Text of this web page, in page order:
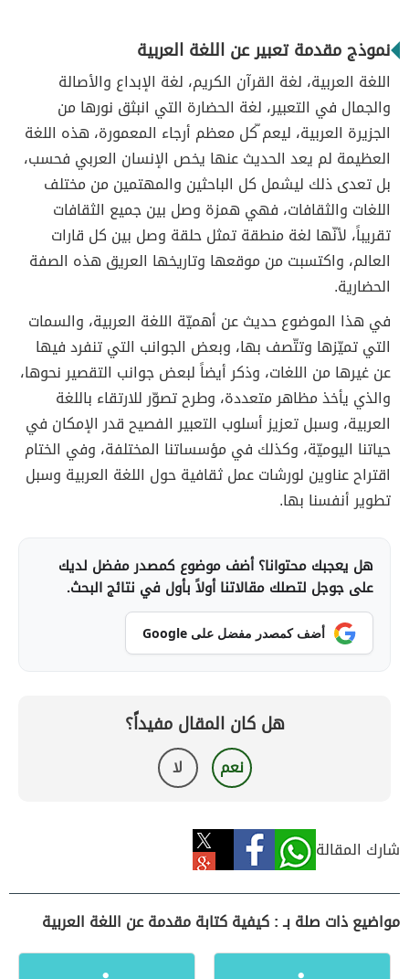
نموذج مقدمة تعبير عن اللغة العربية
اللغة العربية، لغة القرآن الكريم، لغة الإبداع والأصالة
والجمال في التعبير، لغة الحضارة التي انبثق نورها من
الجزيرة العربية، ليعم ّكل معظم أرجاء المعمورة، هذه اللغة
العظيمة لم يعد الحديث عنها يخص الإنسان العربي فحسب،
بل تعدى ذلك ليشمل كل الباحثين والمهتمين من مختلف
اللغات والثقافات، فهي همزة وصل بين جميع الثقافات
تقريباً، لأنّها لغة منطقة تمثل حلقة وصل بين كل قارات
العالم، واكتسبت من موقعها وتاريخها العريق هذه الصفة
الحضارية.
في هذا الموضوع حديث عن أهميّة اللغة العربية، والسمات
التي تميّزها وتتّصف بها، وبعض الجوانب التي تنفرد فيها
عن غيرها من اللغات، وذكر أيضاً لبعض جوانب التقصير نحوها،
والذي يأخذ مظاهر متعددة، وطرح تصوّر للارتقاء باللغة
العربية، وسبل تعزيز أسلوب التعبير الفصيح قدر الإمكان في
حياتنا اليوميّة، وكذلك في مؤسساتنا المختلفة، وفي الختام
اقتراح عناوين لورشات عمل ثقافية حول اللغة العربية وسبل
تطوير أنفسنا بها.
هل يعجبك محتوانا؟ أضف موضوع كمصدر مفضل لديك
على جوجل لتصلك مقالاتنا أولاً بأول في نتائج البحث.
أضف كمصدر مفضل على Google
هل كان المقال مفيداً؟
نعم لا
شارك المقالة
مواضيع ذات صلة بـ : كيفية كتابة مقدمة عن اللغة العربية